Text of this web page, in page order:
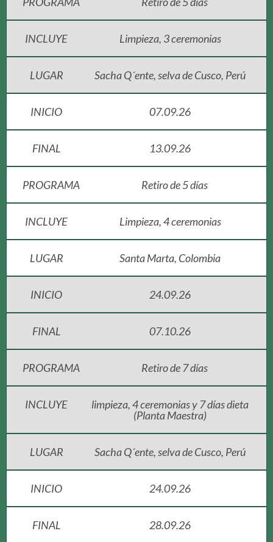
INCLUYE Limpieza, 3 ceremonias
LUGAR Sacha Q´ente, selva de Cusco, Perú
INICIO 07.09.26
FINAL 13.09.26
PROGRAMA Retiro de 5 días
INCLUYE Limpieza, 4 ceremonias
LUGAR Santa Marta, Colombia
INICIO 24.09.26
FINAL 07.10.26
PROGRAMA Retiro de 7 días
INCLUYE
limpieza, 4 ceremonias y 7 días dieta
(Planta Maestra)
LUGAR Sacha Q´ente, selva de Cusco, Perú
INICIO 24.09.26
FINAL 28.09.26